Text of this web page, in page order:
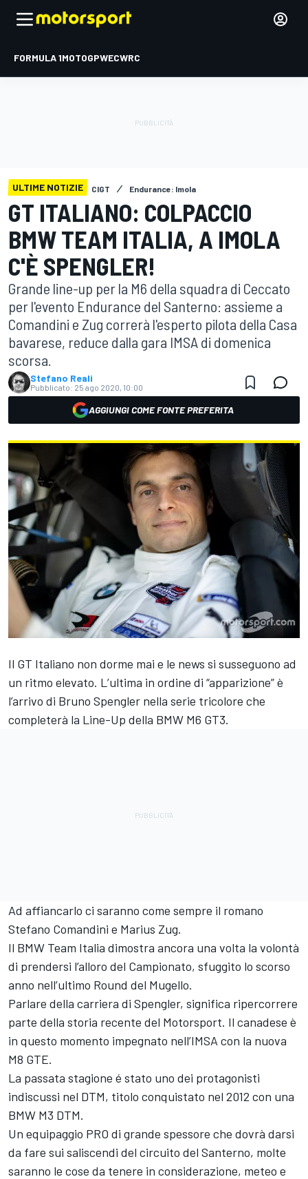
FORMULA 1MOTOGPWECWRC
ULTIME NOTIZIE CIGT Endurance: Imola
GT ITALIANO: COLPACCIO
BMW TEAM ITALIA, A IMOLA
C'È SPENGLER!
Grande line-up per la M6 della squadra di Ceccato
per l'evento Endurance del Santerno: assieme a
Comandini e Zug correrà l'esperto pilota della Casa
bavarese, reduce dalla gara IMSA di domenica
scorsa.
Stefano Reali
Pubblicato: 25 ago 2020, 10:00
AGGIUNGI COME FONTE PREFERITA
Il GT Italiano non dorme mai e le news si susseguono ad
un ritmo elevato. L’ultima in ordine di “apparizione” è
l’arrivo di Bruno Spengler nella serie tricolore che
completerà la Line-Up della BMW M6 GT3.
Ad affiancarlo ci saranno come sempre il romano
Stefano Comandini e Marius Zug.
Il BMW Team Italia dimostra ancora una volta la volontà
di prendersi l’alloro del Campionato, sfuggito lo scorso
anno nell’ultimo Round del Mugello.
Parlare della carriera di Spengler, significa ripercorrere
parte della storia recente del Motorsport. Il canadese è
in questo momento impegnato nell’IMSA con la nuova
M8 GTE.
La passata stagione é stato uno dei protagonisti
indiscussi nel DTM, titolo conquistato nel 2012 con una
BMW M3 DTM.
Un equipaggio PRO di grande spessore che dovrà darsi
da fare sui saliscendi del circuito del Santerno, molte
saranno le cose da tenere in considerazione, meteo e